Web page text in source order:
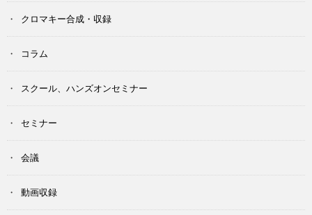
クロマキー合成・収録
コラム
スクール、ハンズオンセミナー
セミナー
会議
動画収録